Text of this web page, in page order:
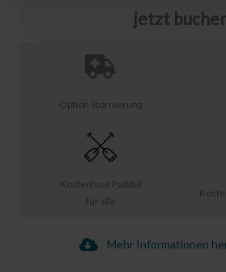
Kostenlose Paddel
für alle
Option Stornierung
Mehr Informationen
jetzt